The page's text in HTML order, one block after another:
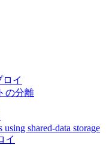
ロイ
の分離
shared-data storage
イ